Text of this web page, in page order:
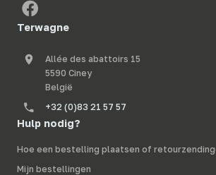
Terwagne
Allée des abattoirs 15
5590 Ciney
België
+32 (0)83 21 57 57
Hulp nodig?
Hoe een bestelling plaatsen of
Mijn bestellingen